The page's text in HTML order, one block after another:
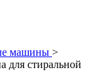
машины >
для стиральной